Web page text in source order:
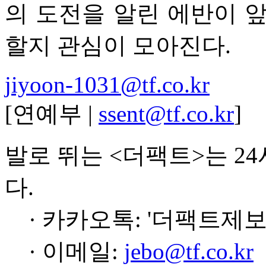
의 도전을 알린 에반이
할지 관심이 모아진다.
jiyoon-1031@tf.co.kr
[연예부 | ssent@tf.co.kr]
발로 뛰는 <더팩트>는
다.
· 카카오톡: '더팩트제
· 이메일: jebo@tf.co.kr